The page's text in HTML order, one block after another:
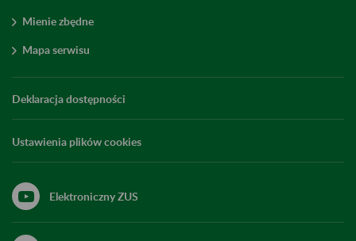
Mienie zbędne
Mapa serwisu
Deklaracja dostępności
Ustawienia plików cookies
Elektroniczny ZUS